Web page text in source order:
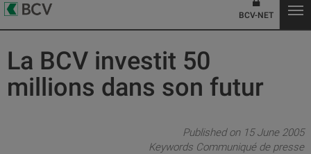
BCV-NET
La BCV investit 50
millions dans son futur
Published on 15 June 2005
Keywords Communiqué de presse